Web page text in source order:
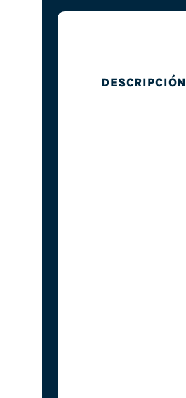
DESCRIPCIÓN